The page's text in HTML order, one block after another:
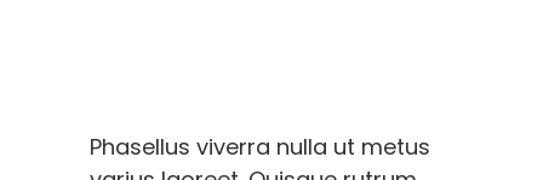
Phasellus viverra nulla ut metus